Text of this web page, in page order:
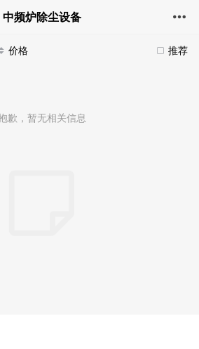
中频炉除尘设备
推荐
价格
歉，暂无相关信息